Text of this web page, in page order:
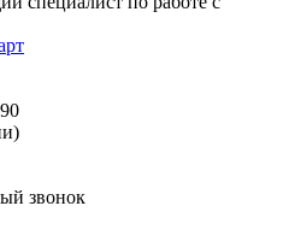
звонок